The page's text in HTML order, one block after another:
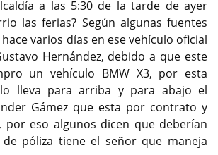
a las 5:30 de la tarde de ayer
las ferias? Según algunas fuentes
varios días en ese vehículo oficial
Hernández, debido a que este
un vehículo BMW X3, por esta
lleva para arriba y para abajo el
Gámez que esta por contrato y
por eso algunos dicen que deberían
póliza tiene el señor que maneja